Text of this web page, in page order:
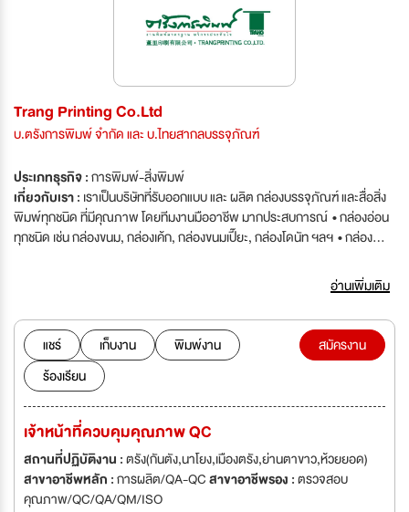
Trang Printing Co.Ltd
บ.ตรังการพิมพ์ จำกัด และ บ.ไทยสากลบรรจุภัณฑ์
ประเภทธุรกิจ :การพิมพ์-สิ่งพิมพ์
เกี่ยวกับเรา : เราเป็นบริษัทที่รับออกแบบ และ ผลิต กล่องบรรจุภัณฑ์ และสื่อสิ่ง
พิมพ์ทุกชนิด ที่มีคุณภาพ โดยทีมงานมืออาชีพ มากประสบการณ์ • กล่องอ่อน
ทุกชนิด เช่น กล่องขนม, กล่องเค้ก, กล่องขนมเปี๊ยะ, กล่องโดนัท ฯลฯ • กล่อง
บรรจุภัณฑ์ของภาคใต้ บริษัท ตรังการพิมพ์ จำกัด ได้ก่อตั้งเมื่อปี พศ. 2538
รับให้คำปรึกษา ออกแบบ ผลิตบรรจุภัณฑ์กระดาษ ในระบบพิมพ์ออฟ
เซ็ท(Offset Printing) และ ระบบพิมพ์ดิจิทัล(Digital Printing) บริษัท ไทยสากล
บรรจุภัณฑ์และการพิมพ์ จำกัด ก่อตั้งเมื่อปี 2543 ผลิตบรรจุภัณฑ์กระดาษ
ลูกฟูก ในระบบพิมพ์เฟล็กโซกราฟี (Flexography Printing) และ งานพิมพ์เปี่ย
ประกบ ออฟเซ็ทประกบลูกฟูก
อ่านเพิ่มเติม
แชร์ เก็บงาน
พิมพ์งาน
ร้องเรียน
สมัครงาน
เจ้าหน้าที่ควบคุมคุณภาพ QC
สถานที่ปฏิบัติงาน :ตรัง(กันตัง,นาโยง,เมืองตรัง,ย่านตาขาว,ห้วยยอด)
สาขาอาชีพหลัก :การผลิต/QA-QCสาขาอาชีพรอง :ตรวจสอบ
คุณภาพ/QC/QA/QM/ISO